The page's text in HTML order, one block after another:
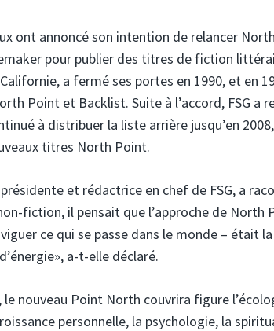
ont annoncé son intention de relancer
pour publier des titres de fiction
a fermé ses portes en 1990, et en
Point et Backlist. Suite à l’accord, FSG a
à distribuer la liste arrière jusqu’en
titres North Point.
et rédactrice en chef de FSG, a
fiction, il pensait que l’approche de
ce qui se passe dans le monde – était
a-t-elle déclaré.
nouveau Point North couvrira figure
personnelle, la psychologie, la